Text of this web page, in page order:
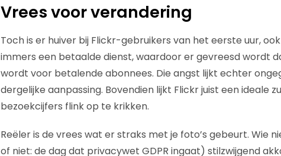
Vrees voor verandering
Toch is er huiver bij Flickr-gebruikers van het eerste uur,
immers een betaalde dienst, waardoor er gevreesd wordt
wordt voor betalende abonnees. Die angst lijkt echter
dergelijke aanpassing. Bovendien lijkt Flickr juist een ideale
bezoekcijfers flink op te krikken.
Reëler is de vrees wat er straks met je foto’s gebeurt. Wie
of niet: de dag dat privacywet GDPR ingaat) stilzwijgend